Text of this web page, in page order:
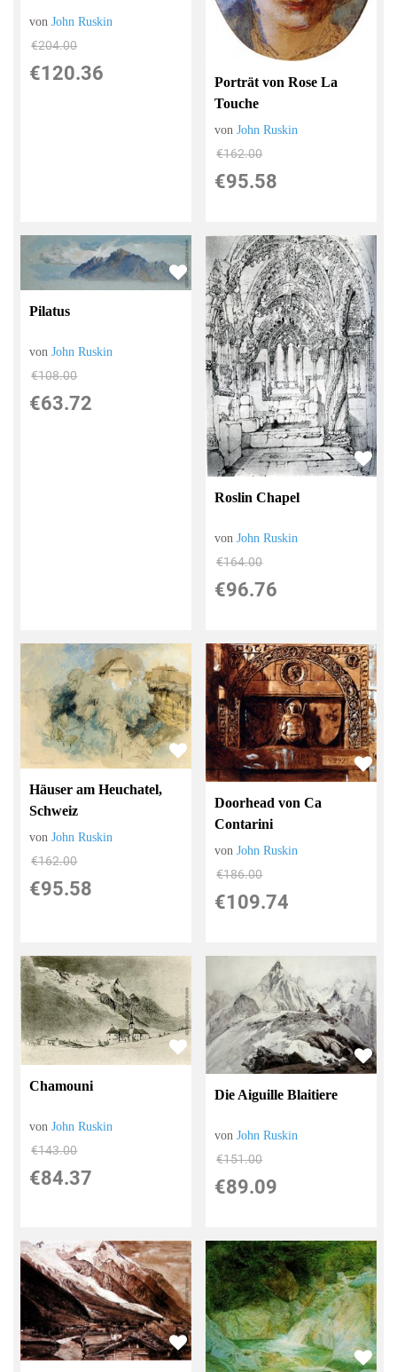
vonJohn Ruskin
€204.00
€120.36
Porträt von Rose La
Touche
vonJohn Ruskin
€162.00
€95.58
Pilatus
vonJohn Ruskin
€108.00
€63.72
Roslin Chapel
vonJohn Ruskin
€164.00
€96.76
Häuser am Heuchatel,
Schweiz
vonJohn Ruskin
€162.00
€95.58
Doorhead von Ca
Contarini
vonJohn Ruskin
€186.00
€109.74
Chamouni
vonJohn Ruskin
€143.00
€84.37
Die Aiguille Blaitiere
vonJohn Ruskin
€151.00
€89.09